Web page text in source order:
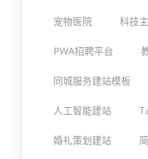
宠物医院 科技
PWA招聘平台
同城服务建站模板
人工智能建站
婚礼策划建站